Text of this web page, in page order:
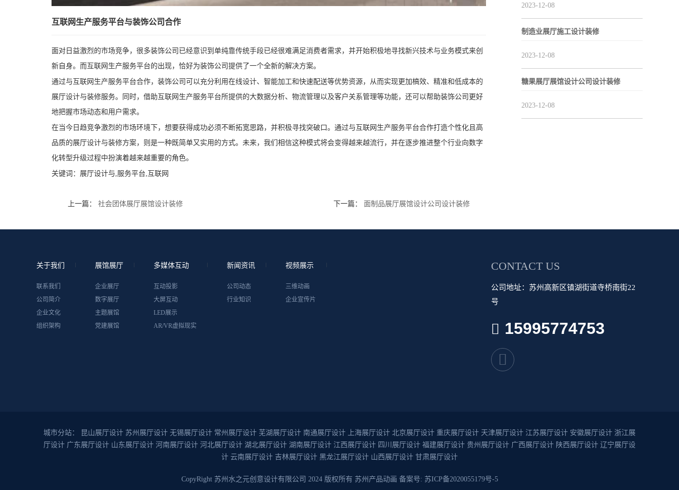
互联网生产服务平台与装饰公司合作
面对日益激烈的市场竞争，很多装饰公司已经意识到单纯靠传统手段已经很难满足消费者需求，并开始积极地寻找新兴技术与业务模式来创
新自身。而互联网生产服务平台的出现，恰好为装饰公司提供了一个全新的解决方案。
通过与互联网生产服务平台合作，装饰公司可以充分利用在线设计、智能加工和快速配送等优势资源，从而实现更加槁效、精准和低成本的
展厅设计与装修服务。同时，借助互联网生产服务平台所提供的大数据分析、物流管理以及客户关系管理等功能，还可以帮助装饰公司更好
地把握市场动态和用户需求。
在当今日趋竞争激烈的市场环境下，想要获得成功必须不断拓宽思路，并积极寻找突破口。通过与互联网生产服务平台合作打造个性化且高
品质的展厅设计与装修方案，则是一种既简单又实用的方式。未来，我们相信这种模式将会变得越来越流行，并在逐步推进整个行业向数字
化转型升级过程中扮演着越来越重要的角色。
关键词： 展厅设计与,服务平台,互联网
上一篇： 社会团体展厅展馆设计装修 下一篇： 面制品展厅展馆设计公司设计装修
2023-12-08
制造业展厅施工设计装修
2023-12-08
糖果展厅展馆设计公司设计装修
2023-12-08
关于我们
联系我们
公司简介
企业文化
组织架构
展馆展厅
企业展厅
数字展厅
主题展馆
党建展馆
多媒体互动
互动投影
大屏互动
LED展示
AR/VR虚拟现实
新闻资讯
公司动态
行业知识
视频展示
三维动画
企业宣传片
CONTACT US
公司地址：苏州高新区镇湖街道寺桥南街22
号
15995774753
城市分站： 昆山展厅设计 苏州展厅设计 无锡展厅设计 常州展厅设计 芜湖展厅设计 南通展厅设计 上海展厅设计 北京展厅设计 重庆展厅设计 天津展厅设计 江苏展厅设计 安徽展厅设计 浙江展
厅设计 广东展厅设计 山东展厅设计 河南展厅设计 河北展厅设计 湖北展厅设计 湖南展厅设计 江西展厅设计 四川展厅设计 福建展厅设计 贵州展厅设计 广西展厅设计 陕西展厅设计 辽宁展厅设
计 云南展厅设计 吉林展厅设计 黑龙江展厅设计 山西展厅设计 甘肃展厅设计
CopyRight 苏州水之元创意设计有限公司 2024 版权所有 苏州产品动画 备案号: 苏ICP备2020055179号-5